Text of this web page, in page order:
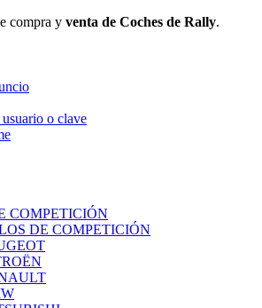
compra y venta de Coches de Rally.
o clave
COMPETICIÓN
DE COMPETICIÓN